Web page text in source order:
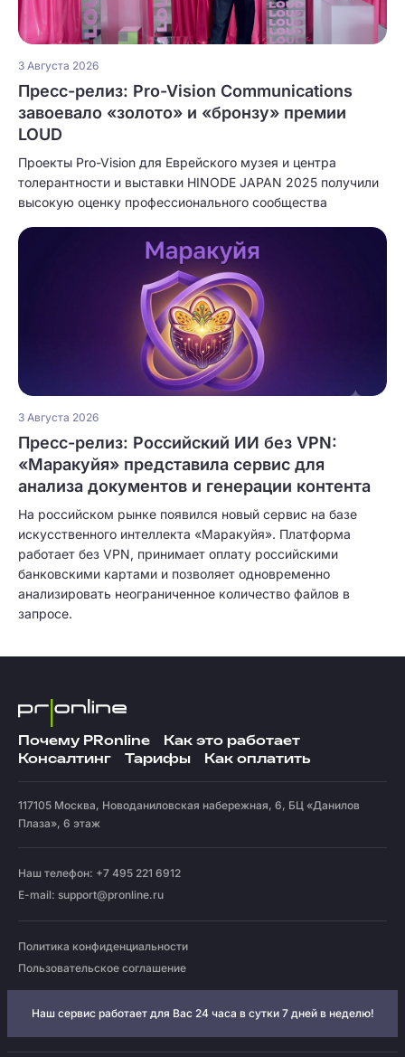
3 Августа 2026
Пресс-релиз: Pro-Vision Communications
завоевало «золото» и «бронзу» премии
LOUD
Проекты Pro-Vision для Еврейского музея и центра
толерантности и выставки HINODE JAPAN 2025 получили
высокую оценку профессионального сообщества
3 Августа 2026
Пресс-релиз: Российский ИИ без VPN:
«Маракуйя» представила сервис для
анализа документов и генерации контента
На российском рынке появился новый сервис на базе
искусственного интеллекта «Маракуйя». Платформа
работает без VPN, принимает оплату российскими
банковскими картами и позволяет одновременно
анализировать неограниченное количество файлов в
запросе.
Почему PRonline
Как это работает
Консалтинг
Тарифы Как оплатить
117105 Москва, Новоданиловская набережная, 6, БЦ «Данилов
Плаза», 6 этаж
Наш телефон: +7 495 221 6912
E-mail: support@pronline.ru
Политика конфиденциальности
Пользовательское соглашение
Наш сервис работает для Вас 24 часа в сутки 7 дней в неделю!